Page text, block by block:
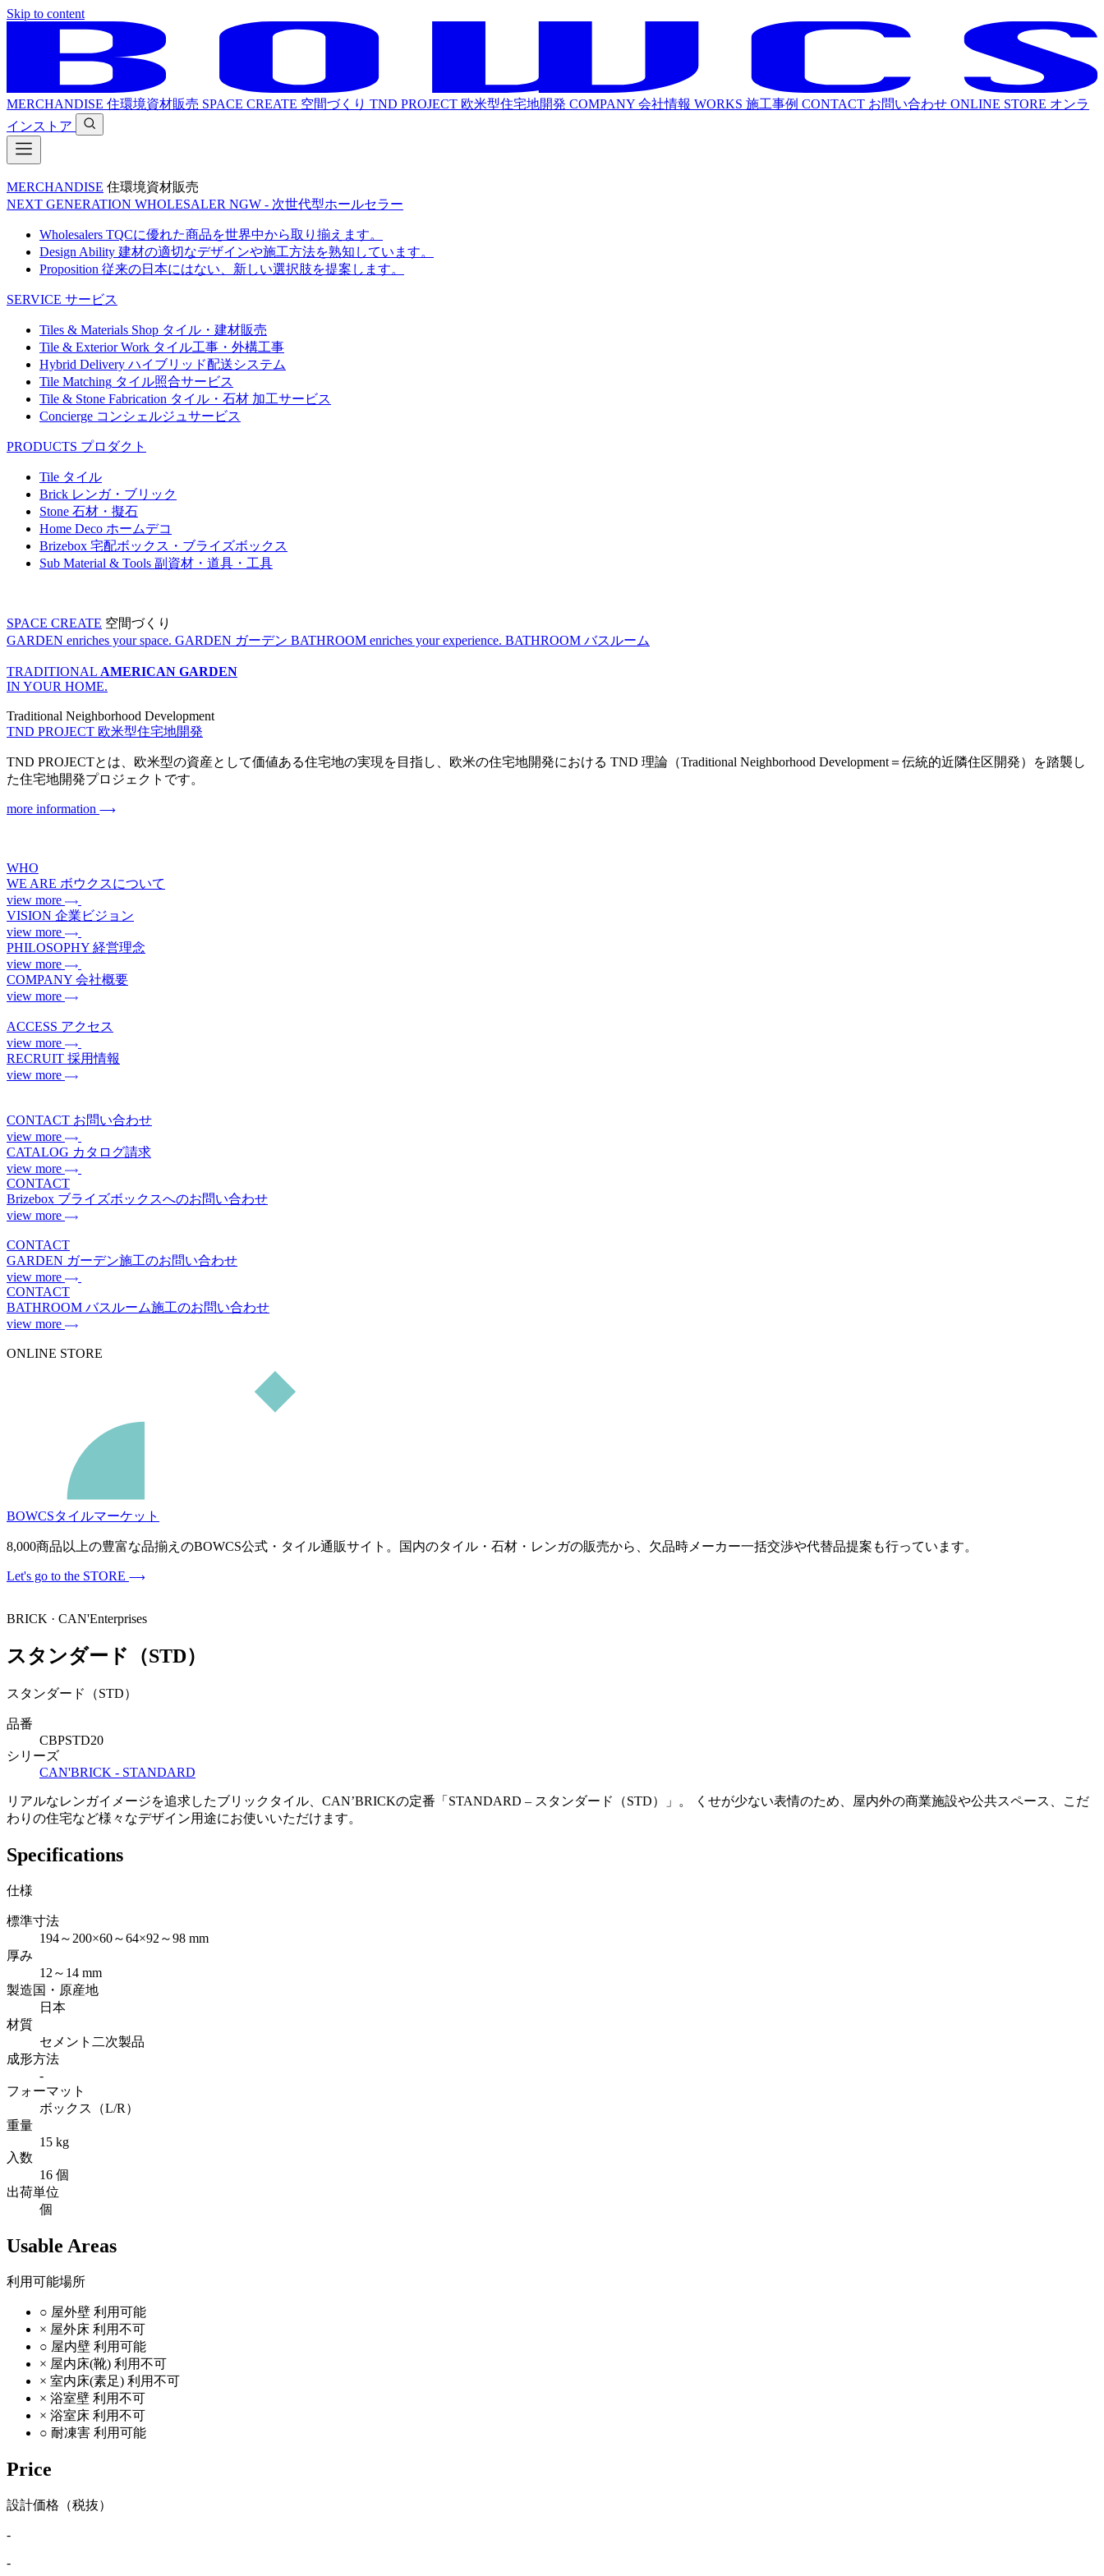
Skip to content
MERCHANDISE 住環境資材販売 SPACE CREATE 空間づくり TND PROJECT 欧米型住宅地開発 COMPANY 会社情報 WORKS 施工事例 CONTACT お問い合わせ ONLINE STORE オンラ
インストア
MERCHANDISE 住環境資材販売
NEXT GENERATION WHOLESALER NGW - 次世代型ホールセラー
Wholesalers TQCに優れた商品を世界中から取り揃えます。
Design Ability 建材の適切なデザインや施工方法を熟知しています。
Proposition 従来の日本にはない、新しい選択肢を提案します。
SERVICE サービス
Tiles & Materials Shop タイル・建材販売
Tile & Exterior Work タイル工事・外構工事
Hybrid Delivery ハイブリッド配送システム
Tile Matching タイル照合サービス
Tile & Stone Fabrication タイル・石材 加工サービス
Concierge コンシェルジュサービス
PRODUCTS プロダクト
Tile タイル
Brick レンガ・ブリック
Stone 石材・擬石
Home Deco ホームデコ
Brizebox 宅配ボックス・ブライズボックス
Sub Material & Tools 副資材・道具・工具
SPACE CREATE 空間づくり
GARDEN enriches your space. GARDEN ガーデン BATHROOM enriches your experience. BATHROOM バスルーム
TRADITIONAL AMERICAN GARDEN
IN YOUR HOME.
Traditional Neighborhood Development
TND PROJECT 欧米型住宅地開発
TND PROJECTとは、欧米型の資産として価値ある住宅地の実現を目指し、欧米の住宅地開発における TND 理論（Traditional Neighborhood Development＝伝統的近隣住区開発）を踏襲し
た住宅地開発プロジェクトです。
more information
WHO
WE ARE ボウクスについて
view more
VISION 企業ビジョン
view more
PHILOSOPHY 経営理念
view more
COMPANY 会社概要
view more
ACCESS アクセス
view more
RECRUIT 採用情報
view more
CONTACT お問い合わせ
view more
CATALOG カタログ請求
view more
CONTACT
Brizebox ブライズボックスへのお問い合わせ
view more
CONTACT
GARDEN ガーデン施工のお問い合わせ
view more
CONTACT
BATHROOM バスルーム施工のお問い合わせ
view more
ONLINE STORE
BOWCSタイルマーケット
8,000商品以上の豊富な品揃えのBOWCS公式・タイル通販サイト。国内のタイル・石材・レンガの販売から、欠品時メーカー一括交渉や代替品提案も行っています。
Let's go to the STORE
BRICK · CAN'Enterprises
スタンダード（STD）
スタンダード（STD）
品番
CBPSTD20
シリーズ
CAN'BRICK - STANDARD
リアルなレンガイメージを追求したブリックタイル、CAN’BRICKの定番「STANDARD – スタンダード（STD）」。 くせが少ない表情のため、屋内外の商業施設や公共スペース、こだ
わりの住宅など様々なデザイン用途にお使いいただけます。
Specifications
仕様
標準寸法
194～200×60～64×92～98 mm
厚み
12～14 mm
製造国・原産地
日本
材質
セメント二次製品
成形方法
-
フォーマット
ボックス（L/R）
重量
15 kg
入数
16 個
出荷単位
個
Usable Areas
利用可能場所
○ 屋外壁 利用可能
× 屋外床 利用不可
○ 屋内壁 利用可能
× 屋内床(靴) 利用不可
× 室内床(素足) 利用不可
× 浴室壁 利用不可
× 浴室床 利用不可
○ 耐凍害 利用可能
Price
設計価格（税抜）
-
-